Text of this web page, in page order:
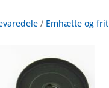
/ Emhætte og